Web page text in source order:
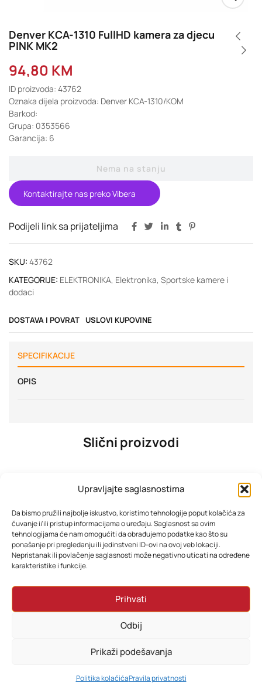
Upravljajte saglasnostima
Da bismo pružili najbolje iskustvo, koristimo tehnologije poput kolačića za
čuvanje i/ili pristup informacijama o uređaju. Saglasnost sa ovim
tehnologijama će nam omogućiti da obrađujemo podatke kao što su
ponašanje pri pregledanju ili jedinstveni ID-ovi na ovoj veb lokaciji.
Nepristanak ili povlačenje saglasnosti može negativno uticati na određene
karakteristike i funkcije.
Prihvati
Odbij
Prikaži podešavanja
Politika kolačićaPravila privatnosti
Denver KCA-1310 FullHD kamera za djecu
PINK MK2
94,80 KM
ID proizvoda: 43762
Oznaka dijela proizvoda: Denver KCA-1310/KOM
Barkod:
Grupa: 0353566
Garancija: 6
Nema na stanju
Kontaktirajte nas preko Vibera
Podijeli link sa prijateljima
SKU: 43762
KATEGORIJE: ELEKTRONIKA, Elektronika, Sportske kamere i
dodaci
DOSTAVA I POVRAT USLOVI KUPOVINE
SPECIFIKACIJE
OPIS
Slični proizvodi
SAMSUNG TV QE55Q7FAAUXXH
PRETRAŽI KORPA MOJ RAČUN